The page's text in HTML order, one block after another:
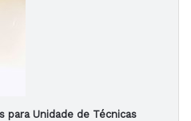
para Unidade de Técnicas